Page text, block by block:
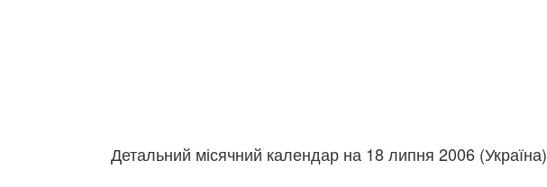
Детальний місячний календар на 18 липня 2006 (Україна)